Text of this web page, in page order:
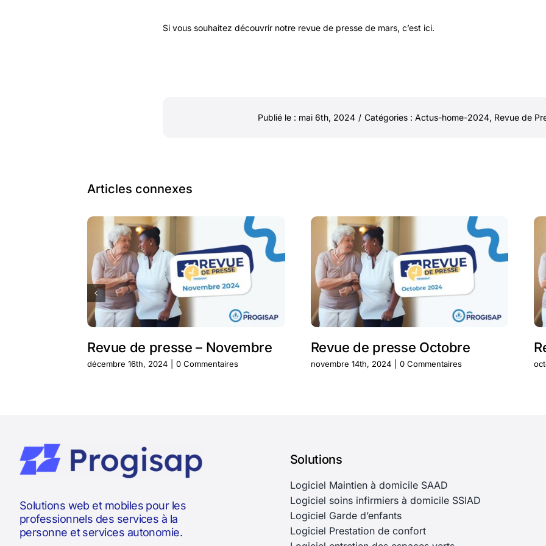
Si vous souhaitez découvrir notre revue de presse de mars, c’est ici.
Publié le : mai 6th, 2024 / Catégories : Actus-home-2024, Revue de
Articles connexes
Revue de presse – Novembre
décembre 16th, 2024 0 Commentaires
Revue de presse Octobre
novembre 14th, 2024 0 Commentaires
Solutions web et mobiles pour les
professionnels des services à la
personne et services autonomie.
Solutions
Logiciel Maintien à domicile SAAD
Logiciel soins infirmiers à domicile SSIAD
Logiciel Garde d’enfants
Logiciel Prestation de confort